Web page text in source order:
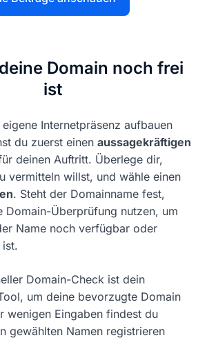
Domain noch frei
ist
Internetpräsenz aufbauen
du zuerst einen aussagekräftigen
deinen Auftritt. Überlege dir,
vermitteln willst, und wähle einen
. Steht der Domainname fest,
Domain-Überprüfung nutzen, um
Name noch verfügbar oder
Domain-Check ist dein
um deine bevorzugte Domain
wenigen Eingaben findest du
gewählten Namen registrieren